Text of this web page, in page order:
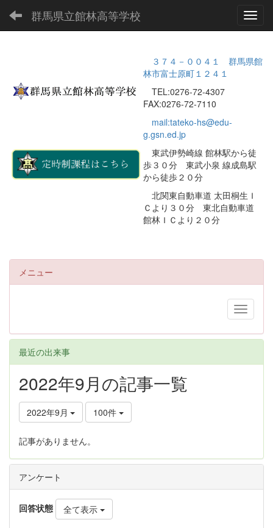
群馬県立館林高等学校
３７４－００４１ 群馬県館
林市富士原町１２４１
TEL:0276-72-4307
FAX:0276-72-7110
mail:tateko-hs@edu-
g.gsn.ed.jp
東武伊勢崎線 館林駅から徒
歩３０分 東武小泉 線成島駅
から徒歩２０分
北関東自動車道 太田桐生Ｉ
Ｃより３０分 東北自動車道
館林ＩＣより２０分
メニュー
最近の出来事
2022年9月の記事一覧
2022年9月 100件
記事がありません。
アンケート
回答状態 全て表示